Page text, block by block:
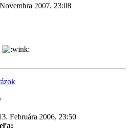
2007, 23:08
Februára 2006, 23:50